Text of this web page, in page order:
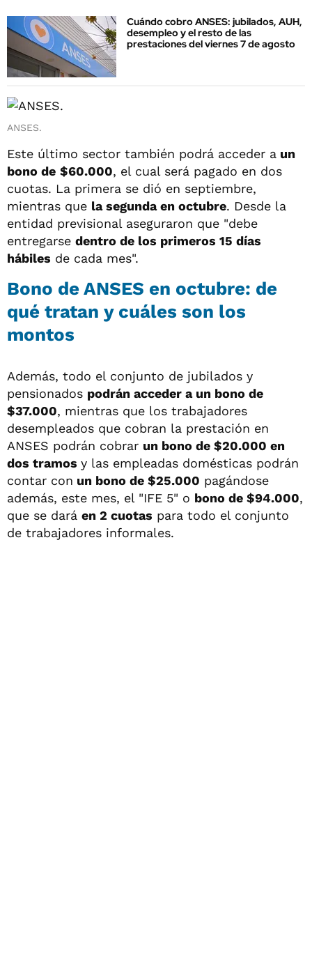
Cuándo cobro ANSES: jubilados, AUH,
desempleo y el resto de las
prestaciones del viernes 7 de agosto
ANSES.
Este último sector también podrá acceder a un
bono de $60.000, el cual será pagado en dos
cuotas. La primera se dió en septiembre,
mientras que la segunda en octubre. Desde la
entidad previsional aseguraron que "debe
entregarse dentro de los primeros 15 días
hábiles de cada mes".
Bono de ANSES en octubre: de
qué tratan y cuáles son los
montos
Además, todo el conjunto de jubilados y
pensionados podrán acceder a un bono de
$37.000, mientras que los trabajadores
desempleados que cobran la prestación en
ANSES podrán cobrar un bono de $20.000 en
dos tramos y las empleadas domésticas podrán
contar con un bono de $25.000 pagándose
además, este mes, el "IFE 5" o bono de $94.000,
que se dará en 2 cuotas para todo el conjunto
de trabajadores informales.